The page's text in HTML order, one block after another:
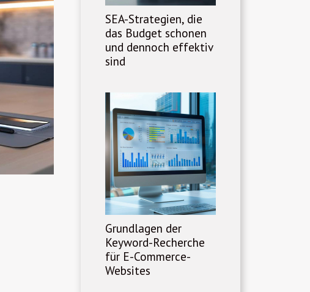
SEA-Strategien, die
das Budget schonen
und dennoch effektiv
sind
Grundlagen der
Keyword-Recherche
für E-Commerce-
Websites